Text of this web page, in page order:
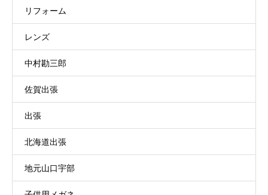
リフォーム
レンズ
中村勘三郎
佐賀出張
出張
北海道出張
地元山口宇部